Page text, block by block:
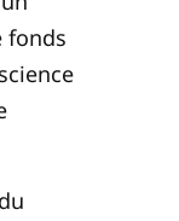
fonds